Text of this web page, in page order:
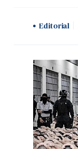
Editorial